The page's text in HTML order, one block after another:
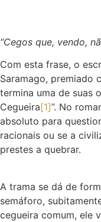
“Cegos que, vendo,
Com esta frase, o
Saramago, premiado
termina uma de suas
Cegueira[1]”. No
absoluto para
racionais ou se a
prestes a quebrar.
A trama se dá de
semáforo,
cegueira comum, ele